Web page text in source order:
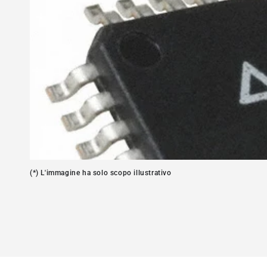
(*) L'immagine ha solo scopo illustrativo